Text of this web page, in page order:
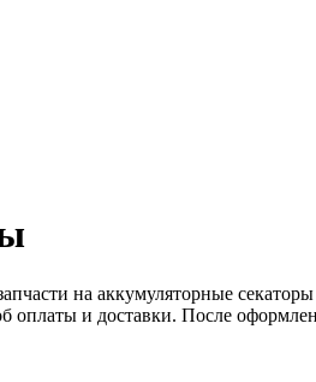
на аккумуляторные секаторы
и доставки. После